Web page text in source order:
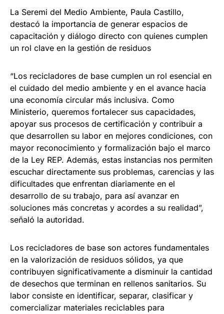
La Seremi del Medio Ambiente, Paula Castillo,
destacó la importancia de generar espacios de
capacitación y diálogo directo con quienes cumplen
un rol clave en la gestión de residuos
“Los recicladores de base cumplen un rol esencial en
el cuidado del medio ambiente y en el avance hacia
una economía circular más inclusiva. Como
Ministerio, queremos fortalecer sus capacidades,
apoyar sus procesos de certificación y contribuir a
que desarrollen su labor en mejores condiciones, con
mayor reconocimiento y formalización bajo el marco
de la Ley REP. Además, estas instancias nos permiten
escuchar directamente sus problemas, carencias y las
dificultades que enfrentan diariamente en el
desarrollo de su trabajo, para así avanzar en
soluciones más concretas y acordes a su realidad”,
señaló la autoridad.
Los recicladores de base son actores fundamentales
en la valorización de residuos sólidos, ya que
contribuyen significativamente a disminuir la cantidad
de desechos que terminan en rellenos sanitarios. Su
labor consiste en identificar, separar, clasificar y
comercializar materiales reciclables para